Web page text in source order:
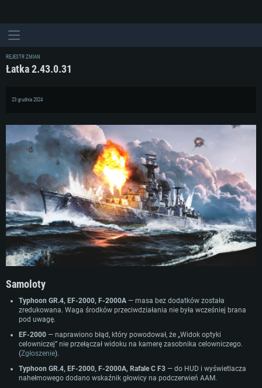
WYMAGANIA SYSTEMOWE
For MAC
For Linux
REJESTR ZMIAN
Łatka 2.43.0.31
23 grudnia 2024
Samoloty
Typhoon GR.4, EF-2000, F-2000A — masa bez dodatków została
zredukowana. Waga środków przeciwdziałania nie była wcześniej brana
pod uwagę.
EF-2000 — naprawiono błąd, który powodował, że „Widok optyki
celowniczej” nie przełączał widoku na kamerę zasobnika celowniczego.
(Zgłoszenie).
Typhoon GR.4, EF-2000, F-2000A, Rafale C F3 — do HUD i wyświetlacza
nahełmowego dodano wskaźnik głowicy na podczerwień AAM.